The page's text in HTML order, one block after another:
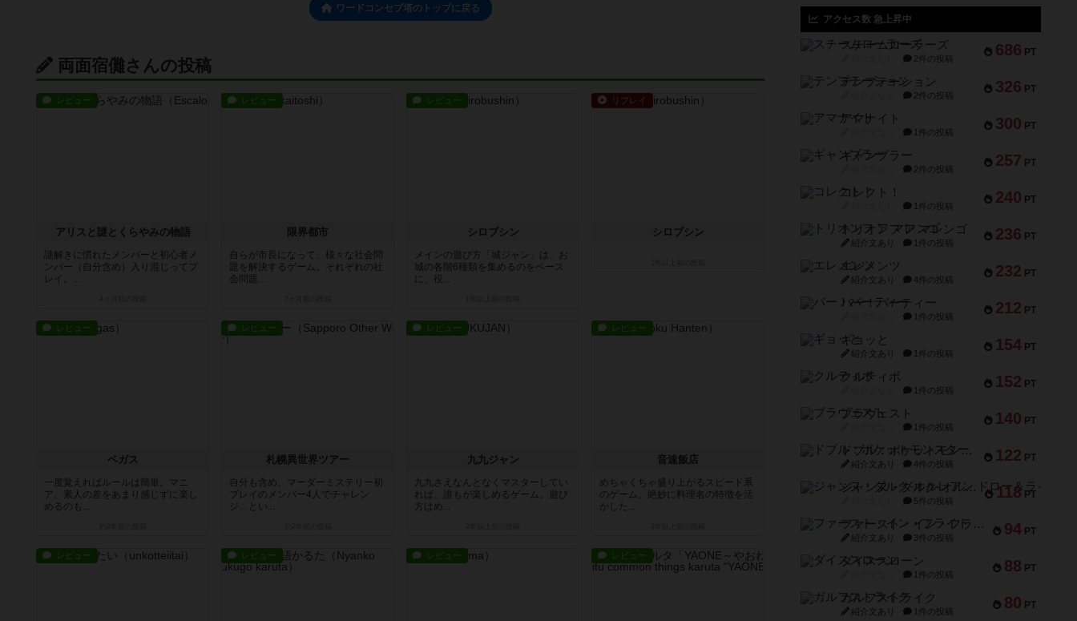
ワードコンセプ塔のトップに戻る
両面宿儺さんの投稿
レビュー
アリスと謎とくらやみの物語
謎解きに慣れたメンバーと初心者メ
ンバー（自分含め）入り混じってプ
レイ。...
レビュー
限界都市
自らが市長になって、様々な社会問
題を解決するゲーム。それぞれの社
会問題...
レビュー
シロブシン
メインの遊び方「城ジャン」は、お
城の各階6種類を集めるのをベース
に、役...
リプレイ
シロブシン
レビュー
ベガス
一度覚えればルールは簡単。マニ
ア、素人の差をあまり感じずに楽し
めるのも...
レビュー
札幌異世界ツアー
自分も含め、マーダーミステリー初
プレイのメンバー4人でチャレン
ジ…とい...
レビュー
九九ジャン
九九さえなんとなくマスターしてい
れば、誰もが楽しめるゲーム。遊び
方はめ...
レビュー
音速飯店
めちゃくちゃ盛り上がるスピード系
のゲーム。絶妙に料理名の特徴を活
かした...
レビュー レビュー レビュー レビュー
アクセス数 急上昇中
686 PT
スチームローラーズ
2件の投稿
326 PT
テンプテーション
2件の投稿
300 PT
アマナイト
1件の投稿
257 PT
ギャンブラー
2件の投稿
240 PT
コレクト！
1件の投稿
236 PT
トリオンフ ア マレンゴ
紹介文あり 1件の投稿
232 PT
エレメンツ
紹介文あり 4件の投稿
212 PT
バー！パーティー
1件の投稿
154 PT
ギョッと
紹介文あり 1件の投稿
152 PT
クルティボ
1件の投稿
140 PT
ブラヴェスト
1件の投稿
122 PT
ドブル：ポケットモンスター
紹介文あり 4件の投稿
118 PT
ジャンヌ・ダルク-オルレアン ドロー＆ライト
5件の投稿
94 PT
ファースト・イン・フライト
紹介文あり 3件の投稿
88 PT
ダイススローン
1件の投稿
80 PT
ガルフストライク
紹介文あり 1件の投稿